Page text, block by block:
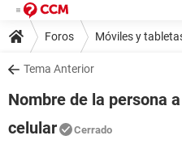
Foros Móviles y
Tema Anterior
Nombre de la persona
celular
Cerrado